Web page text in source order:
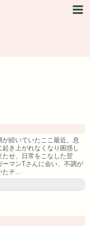
続いていたここ最近。息
き上がれなくなり困惑し
せ、日常をこなした翌
ーマンTさんに会い、不調が
たチ...